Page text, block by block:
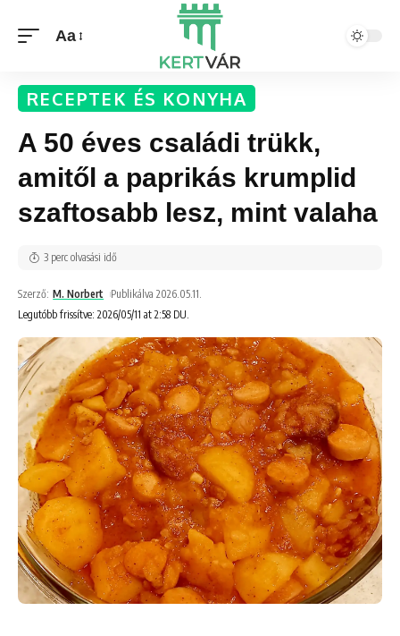
Aa
RECEPTEK ÉS KONYHA
A 50 éves családi trükk,
amitől a paprikás krumplid
szaftosabb lesz, mint valaha
Legutóbb frissítve: 2026/05/11 at 2:58 DU.
Szerző: M. Norbert Publikálva 2026.05.11.
3 perc olvasási idő